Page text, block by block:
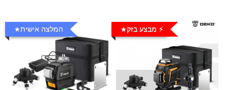
⚡️ מבצע בזק המלצה אישית